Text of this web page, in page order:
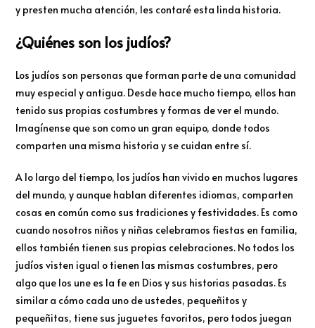
y presten mucha atención, les contaré esta linda historia.
¿Quiénes son los judíos?
Los judíos son personas que forman parte de una comunidad
muy especial y antigua. Desde hace mucho tiempo, ellos han
tenido sus propias costumbres y formas de ver el mundo.
Imagínense que son como un gran equipo, donde todos
comparten una misma historia y se cuidan entre sí.
A lo largo del tiempo, los judíos han vivido en muchos lugares
del mundo, y aunque hablan diferentes idiomas, comparten
cosas en común como sus tradiciones y festividades. Es como
cuando nosotros niños y niñas celebramos fiestas en familia,
ellos también tienen sus propias celebraciones. No todos los
judíos visten igual o tienen las mismas costumbres, pero
algo que los une es la fe en Dios y sus historias pasadas. Es
similar a cómo cada uno de ustedes, pequeñitos y
pequeñitas, tiene sus juguetes favoritos, pero todos juegan